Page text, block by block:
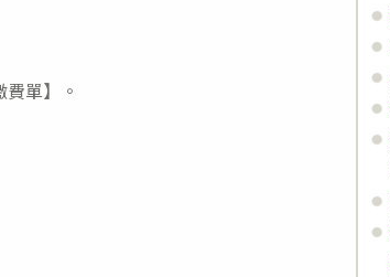
單】。